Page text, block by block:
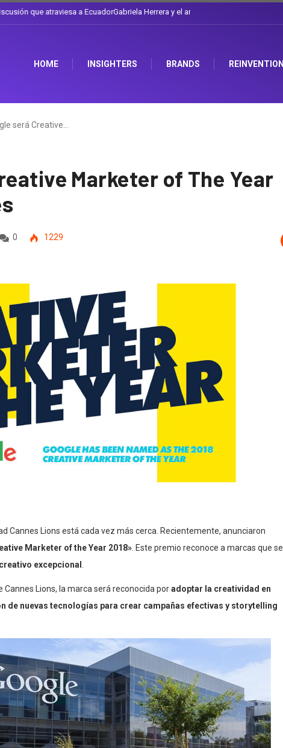
de cambiarse el sombrero en Corporación Favorita
HOME INSIGHTERS BRANDS REINVENTION
será Creative…
Marketer of The Year
0 1229
Cannes Lions está cada vez más cerca. Recientemente, anunciaron
Marketer of the Year 2018». Este premio reconoce a marcas que se
excepcional .
Cannes Lions, la marca será reconocida poradoptar la creatividad en
de nuevas tecnologías para crear campañas efectivas y storytelling